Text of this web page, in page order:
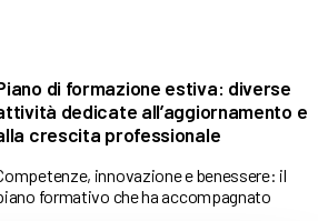
di formazione estiva: diverse
dedicate all’aggiornamento e
crescita professionale
innovazione e benessere: il
formativo che ha accompagnato